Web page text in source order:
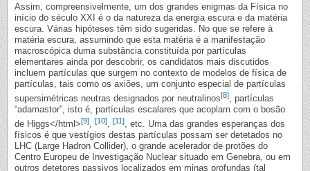
Assim, compreensivelmente, um dos grandes enigmas da Física no
início do século XXI é o da natureza da energia escura e da matéria
escura. Várias hipóteses têm sido sugeridas. No que se refere à
matéria escura, assumindo que esta matéria é a manifestação
macroscópica duma substância constituída por partículas
elementares ainda por descobrir, os candidatos mais discutidos
incluem partículas que surgem no contexto de modelos de física de
partículas, tais como os axiões, um conjunto especial de partículas
supersimétricas neutras designados por neutralinos[8], partículas
“adamastor”, isto é, partículas escalares que acoplam com o bosão
de Higgs</html>[9], [10], [11], etc. Uma das grandes esperanças dos
físicos é que vestígios destas partículas possam ser detetados no
LHC (Large Hadron Collider), o grande acelerador de protões do
Centro Europeu de Investigação Nuclear situado em Genebra, ou em
outros detetores passivos localizados em minas profundas (tal